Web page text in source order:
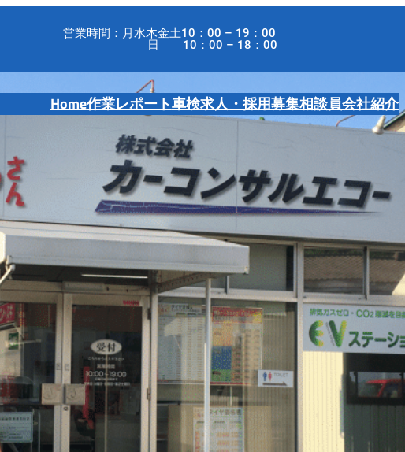
営業時間：月水木金土10：00 – 19：00
日 10：00 – 18：00
Home作業レポート車検求人・採用募集相談員会社紹介